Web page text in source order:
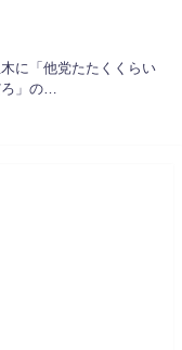
に「他党たたくくらい
」の…